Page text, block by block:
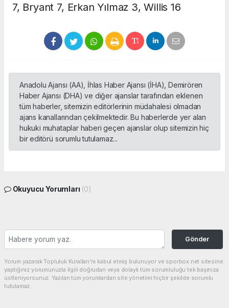
7, Bryant 7, Erkan Yılmaz 3, Willis 16
Anadolu Ajansı (AA), İhlas Haber Ajansı (İHA), Demirören
Haber Ajansı (DHA) ve diğer ajanslar tarafından eklenen
tüm haberler, sitemizin editörlerinin müdahalesi olmadan
ajans kanallarından çekilmektedir. Bu haberlerde yer alan
hukuki muhataplar haberi geçen ajanslar olup sitemizin hiç
bir editörü sorumlu tutulamaz...
Okuyucu Yorumları (0)
Gönder
Yorum yazarak Topluluk Kuralları’nı kabul etmiş bulunuyor ve sporbox.net sitesine
yaptığınız yorumunuzla ilgili doğrudan veya dolaylı tüm sorumluluğu tek başınıza
üstleniyorsunuz. Yazılan tüm yorumlardan site yönetimi hiçbir şekilde sorumlu
tutulamaz.